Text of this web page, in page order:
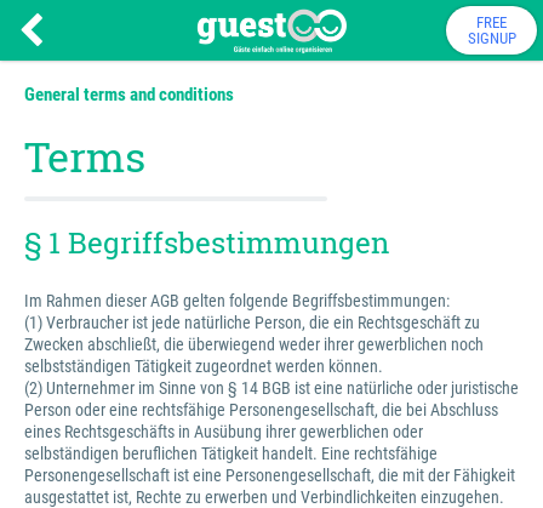
FREE
SIGNUP
General terms and conditions
Terms
§ 1 Begriffsbestimmungen
Im Rahmen dieser AGB gelten folgende Begriffsbestimmungen:
(1) Verbraucher ist jede natürliche Person, die ein Rechtsgeschäft zu
Zwecken abschließt, die überwiegend weder ihrer gewerblichen noch
selbstständigen Tätigkeit zugeordnet werden können.
(2) Unternehmer im Sinne von § 14 BGB ist eine natürliche oder juristische
Person oder eine rechtsfähige Personengesellschaft, die bei Abschluss
eines Rechtsgeschäfts in Ausübung ihrer gewerblichen oder
selbständigen beruflichen Tätigkeit handelt. Eine rechtsfähige
Personengesellschaft ist eine Personengesellschaft, die mit der Fähigkeit
ausgestattet ist, Rechte zu erwerben und Verbindlichkeiten einzugehen.